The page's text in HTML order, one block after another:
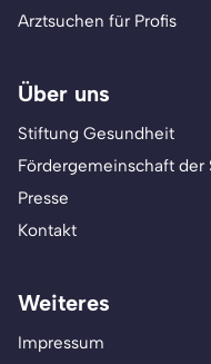
Arztsuchen für Profis
Über uns
Stiftung Gesundheit
Fördergemeinschaft der
Presse
Kontakt
Weiteres
Impressum